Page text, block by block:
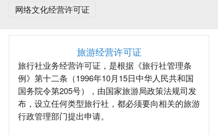
网络文化经营许可证
旅游经营许可证
旅行社业务经营许可证，是根据《旅行社管理条
例》第十二条（1996年10月15日中华人民共和国
国务院令第205号），由国家旅游局政策法规司发
布，设立任何类型旅行社，都必须要向相关的旅游
行政管理部门提出申请。